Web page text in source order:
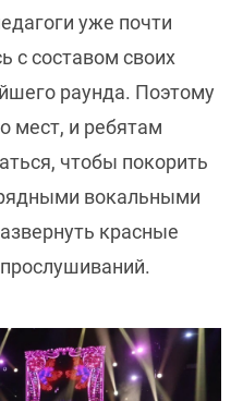
уже почти
с составом своих
раунда. Поэтому
мест, и ребятам
чтобы покорить
вокальными
красные